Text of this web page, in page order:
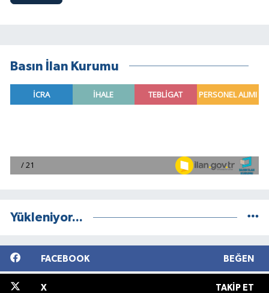
Basın İlan Kurumu
Yükleniyor...
FACEBOOK BEĞEN
X TAKIP ET